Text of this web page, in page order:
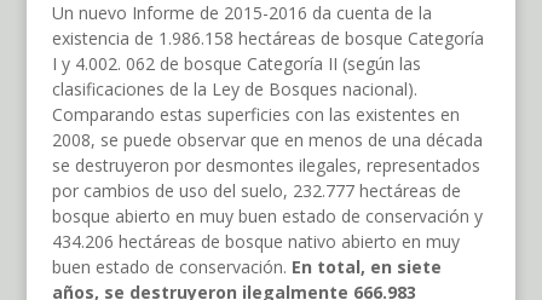
Un nuevo Informe de 2015-2016 da cuenta de la
existencia de 1.986.158 hectáreas de bosque Categoría
I y 4.002. 062 de bosque Categoría II (según las
clasificaciones de la Ley de Bosques nacional).
Comparando estas superficies con las existentes en
2008, se puede observar que en menos de una década
se destruyeron por desmontes ilegales, representados
por cambios de uso del suelo, 232.777 hectáreas de
bosque abierto en muy buen estado de conservación y
434.206 hectáreas de bosque nativo abierto en muy
buen estado de conservación. En total, en siete
años, se destruyeron ilegalmente 666.983